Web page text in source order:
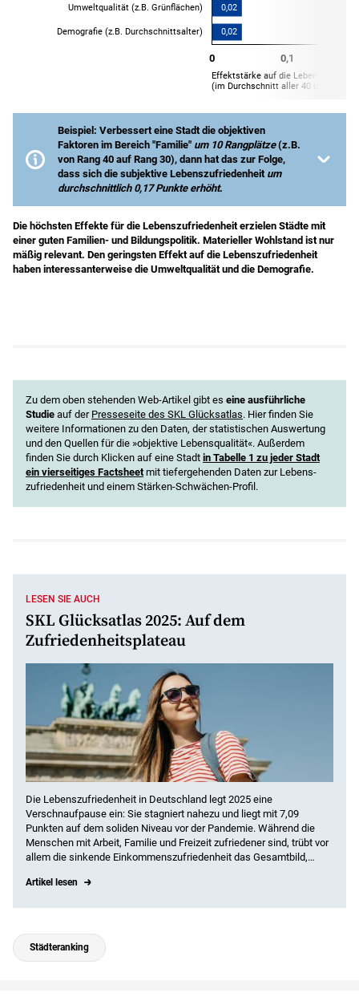
Beispiel: Verbessert eine Stadt die objektiven
Faktoren im Bereich "Familie" um 10 Rangplätze(z.B.
von Rang 40 auf Rang 30), dann hat das zur Folge,
dass sich die subjektive Lebenszufriedenheit um
durchschnittlich 0,17 Punkte erhöht.
Quellen: Glücksatlas-Datenbank 2021-2024, eigene
Berechnungen.
Die höchsten Effekte für die Lebens­zufrieden­heit erzielen Städte mit
einer guten Familien- und Bildungs­politik. Materieller Wohlstand ist nur
mäßig relevant. Den geringsten Effekt auf die Lebens­zufrieden­heit
haben interessanter­weise die Umwelt­qualität und die Demografie.
Zu dem oben stehenden Web-Artikel gibt es eine ausführliche
Studie auf der Presseseite des SKL Glücksatlas. Hier finden Sie
weitere Informationen zu den Daten, der statistischen Auswertung
und den Quellen für die »objektive Lebensqualität«. Außerdem
finden Sie durch Klicken auf eine Stadt in Tabelle 1 zu jeder Stadt
ein vierseitiges Factsheet mit tiefergehenden Daten zur Lebens­
zufrieden­heit und einem Stärken-Schwächen-Profil.
LESEN SIE AUCH
SKL Glücksatlas 2025: Auf dem
Zufriedenheitsplateau
Die Lebenszufriedenheit in Deutschland legt 2025 eine
Verschnaufpause ein: Sie stagniert nahezu und liegt mit 7,09
Punkten auf dem soliden Niveau vor der Pandemie. Während die
Menschen mit Arbeit, Familie und Freizeit zufriedener sind, trübt vor
allem die sinkende Einkommenszufriedenheit das Gesamtbild,
Werte enger zusammen. Von allgemeiner Unzufriedenheit kann
Artikel lesen
Städteranking